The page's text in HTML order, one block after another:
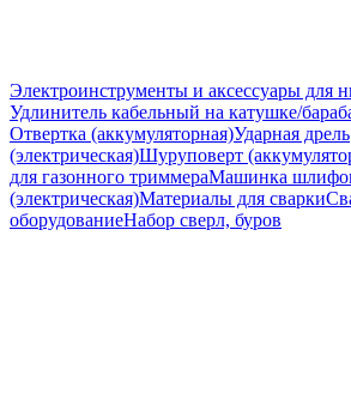
Электроинструменты и аксессуары для
Удлинитель кабельный на катушке/
Отвертка (аккумуляторная)Ударная дрель
(электрическая)Шуруповерт
для газонного триммераМашинка
(электрическая)Материалы для сварки
оборудованиеНабор сверл, буров